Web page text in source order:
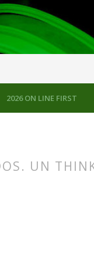
2026 ON LINE FIRST
UN